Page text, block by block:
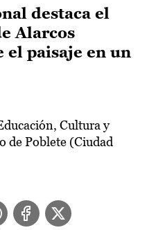
destaca el
Alarcos
el paisaje en un
Cultura y
de Poblete (Ciudad